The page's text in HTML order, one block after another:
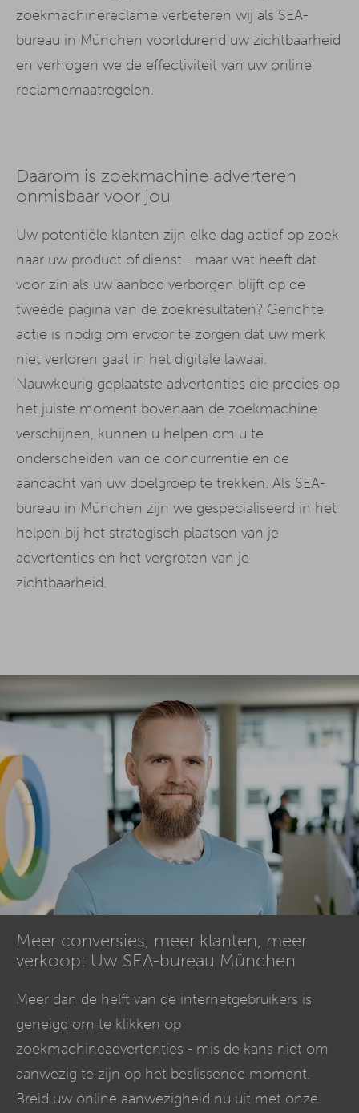
zoekmachinereclame verbeteren wij als SEA-
bureau in München voortdurend uw zichtbaarheid
en verhogen we de effectiviteit van uw online
reclamemaatregelen.
Daarom is zoekmachine adverteren
onmisbaar voor jou
Uw potentiële klanten zijn elke dag actief op zoek
naar uw product of dienst - maar wat heeft dat
voor zin als uw aanbod verborgen blijft op de
tweede pagina van de zoekresultaten? Gerichte
actie is nodig om ervoor te zorgen dat uw merk
niet verloren gaat in het digitale lawaai.
Nauwkeurig geplaatste advertenties die precies op
het juiste moment bovenaan de zoekmachine
verschijnen, kunnen u helpen om u te
onderscheiden van de concurrentie en de
aandacht van uw doelgroep te trekken. Als SEA-
bureau in München zijn we gespecialiseerd in het
helpen bij het strategisch plaatsen van je
advertenties en het vergroten van je
zichtbaarheid.
Meer conversies, meer klanten, meer
verkoop: Uw SEA-bureau München
Meer dan de helft van de internetgebruikers is
geneigd om te klikken op
zoekmachineadvertenties - mis de kans niet om
aanwezig te zijn op het beslissende moment.
Breid uw online aanwezigheid nu uit met onze